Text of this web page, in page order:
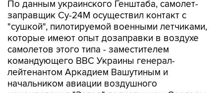
"сушкой", пилотируемой военными летчиками,
которые имеют опыт дозаправки в воздухе
самолетов этого типа - заместителем
командующего ВВС Украины генерал-
лейтенантом Аркадием Вашутиным и
начальником авиации воздушного
командования "Запад" полковником Сергеем
Близнюком.